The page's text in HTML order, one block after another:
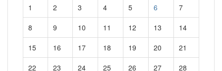
1 2 3 4 5 6 7
8 9 10 11 12 13 14
15 16 17 18 19 20 21
22 23 24 25 26 27 28